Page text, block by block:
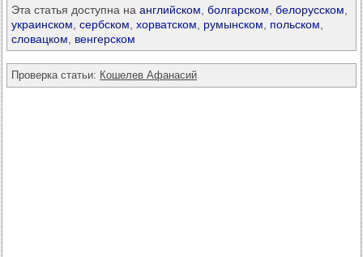
Эта статья доступна на английском болгарском белорусском
украинском сербском хорватском румынском польском
словацком
венгерском
Проверка статьи: Кошелев Афанасий